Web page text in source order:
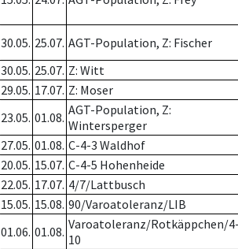
30.05. 25.07. AGT-Population, Z: Fischer
30.05. 25.07. Z: Witt
29.05. 17.07. Z: Moser
23.05. 01.08. AGT-Population, Z:
Wintersperger
27.05. 01.08. C-4-3 Waldhof
20.05. 15.07. C-4-5 Hohenheide
22.05. 17.07. 4/7/Lattbusch
15.05. 15.08. 90/Varoatoleranz/LIB
01.06. 01.08. Varoatoleranz/Rotkäppchen/4-
10